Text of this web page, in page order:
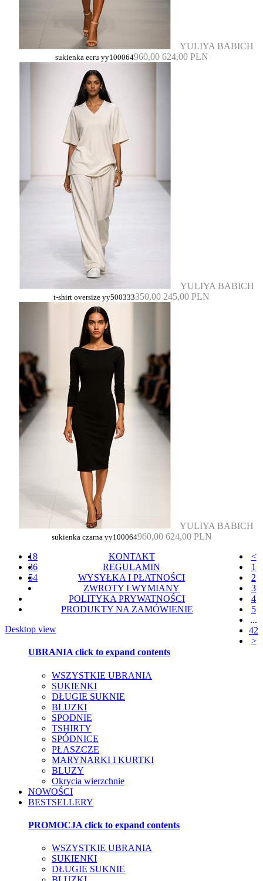
YULIYA BABICH
sukienka ecru yy100064960,00 624,00 PLN
YULIYA BABICH
t-shirt oversize yy500333350,00 245,00 PLN
YULIYA BABICH
sukienka czarna yy100064960,00 624,00 PLN
18
36
54
<
1
2
3
4
5
...
42
>
KONTAKT
REGULAMIN
WYSYŁKA I PŁATNOŚCI
ZWROTY I WYMIANY
POLITYKA PRYWATNOŚCI
PRODUKTY NA ZAMÓWIENIE
Desktop view
UBRANIA click to expand contents
WSZYSTKIE UBRANIA
SUKIENKI
DŁUGIE SUKNIE
BLUZKI
SPODNIE
TSHIRTY
SPÓDNICE
PŁASZCZE
MARYNARKI I KURTKI
BLUZY
Okrycia wierzchnie
NOWOŚCI
BESTSELLERY
PROMOCJA click to expand contents
WSZYSTKIE UBRANIA
SUKIENKI
DŁUGIE SUKNIE